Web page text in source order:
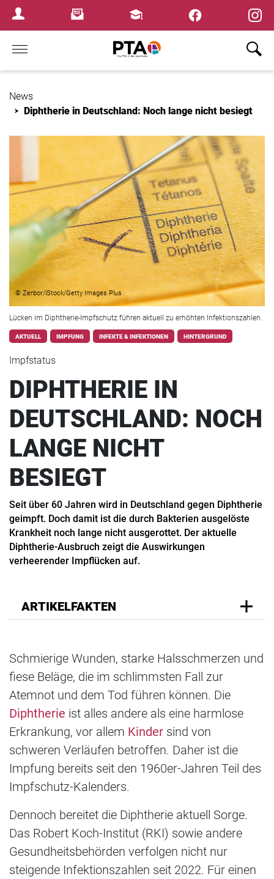
Login MenuNewsletterFortbildungen
Home
News
Diphtherie in Deutschland: Noch lange nicht besiegt
© Zerbor/iStock/Getty Images Plus
Lücken im Diphtherie-Impfschutz führen aktuell zu erhöhten Infektionszahlen.
AKTUELL IMPFUNG INFEKTE & INFEKTIONEN HINTERGRUND
Impfstatus
DIPHTHERIE IN
DEUTSCHLAND: NOCH
LANGE NICHT
BESIEGT
Seit über 60 Jahren wird in Deutschland gegen Diphtherie
geimpft. Doch damit ist die durch Bakterien ausgelöste
Krankheit noch lange nicht ausgerottet. Der aktuelle
Diphtherie-Ausbruch zeigt die Auswirkungen
verheerender Impflücken auf.
ARTIKELFAKTEN
Schmierige Wunden, starke Halsschmerzen und
fiese Beläge, die im schlimmsten Fall zur
Atemnot und dem Tod führen können. Die
Diphtherie ist alles andere als eine harmlose
Erkrankung, vor allem Kinder sind von
schweren Verläufen betroffen. Daher ist die
Impfung bereits seit den 1960er-Jahren Teil des
Impfschutz-Kalenders.
Dennoch bereitet die Diphtherie aktuell Sorge.
Das Robert Koch-Institut (RKI) sowie andere
Gesundheitsbehörden verfolgen nicht nur
steigende Infektionszahlen seit 2022. Für einen
×